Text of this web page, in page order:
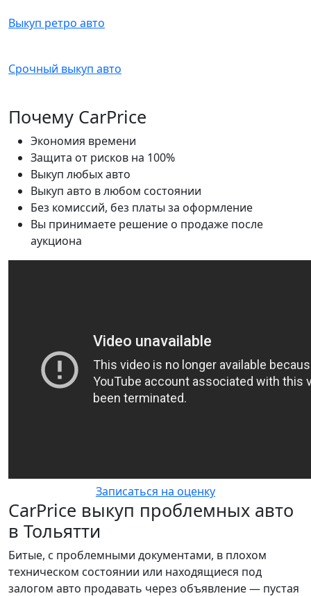
Выкуп ретро авто
Срочный выкуп авто
Почему CarPrice
Экономия времени
Защита от рисков на 100%
Выкуп любых авто
Выкуп авто в любом состоянии
Без комиссий, без платы за оформление
Вы принимаете решение о продаже после
аукциона
Записаться на оценку
CarPrice выкуп проблемных авто
в Тольятти
Битые, с проблемными документами, в плохом
техническом состоянии или находящиеся под
залогом авто продавать через объявление — пустая